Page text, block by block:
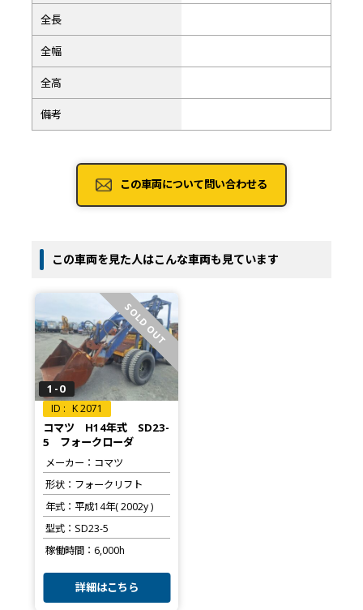
全長
全幅
全高
備考
この車両について問い合わせる
この車両を見た人はこんな車両も見ています
SOLD OUT
1-0
K 2071
コマツ H14年式 SD23-
5 フォークローダ
メーカー
コマツ
形状
フォークリフト
年式
平成14年( 2002y )
型式
SD23-5
稼働時間
6,000h
詳細はこちら